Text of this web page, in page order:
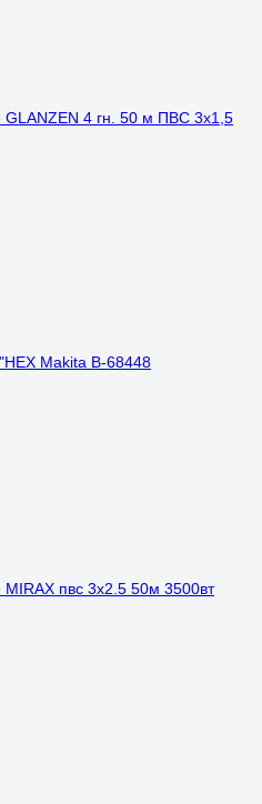
GLANZEN 4 гн. 50 м ПВС 3x1,5
Makita B-68448
пвс 3x2.5 50м 3500вт